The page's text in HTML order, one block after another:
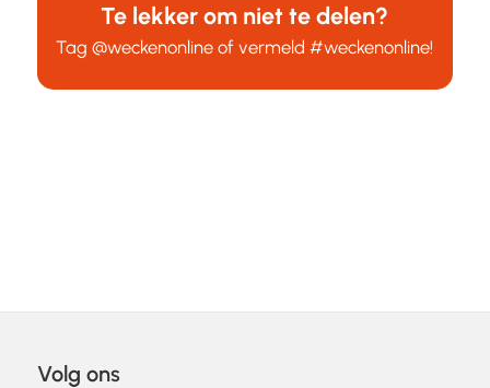
Te lekker om niet te delen?
Tag@weckenonline of vermeld#weckenonline!
Volg ons